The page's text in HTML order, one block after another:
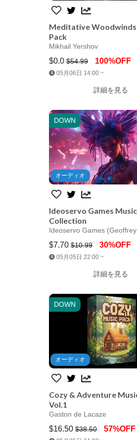
Meditative
Pack
Mikhail Yershov
$0.0 $54.99 100%OFF
05月06日 14:00 ~
詳細を見る
DOWN
Jump AssetStore
オーディオ
Ideoservo Games Music
Collection
Ideoservo Games
$7.70 $10.99 30%OFF
05月05日 22:00 ~
詳細を見る
DOWN
Jump AssetStore
オーディオ
Cozy & Adventure
Vol.1
Gaston de Lacaze
$16.50 $38.50 57%OFF